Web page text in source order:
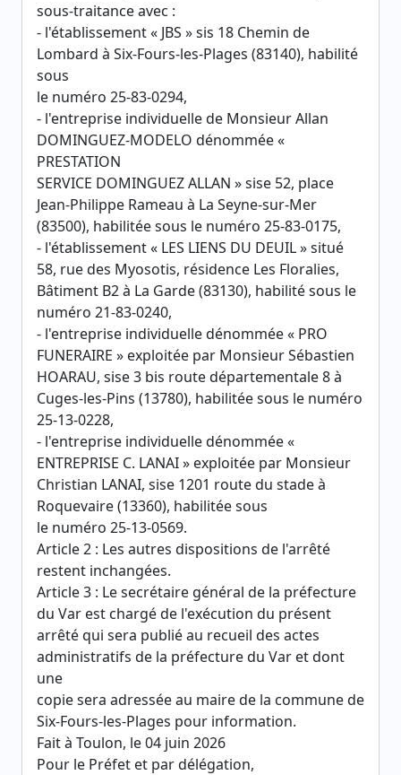
sous-traitance avec :
- l'établissement « JBS » sis 18 Chemin de
Lombard à Six-Fours-les-Plages (83140), habilité
sous
le numéro 25-83-0294,
- l'entreprise individuelle de Monsieur Allan
DOMINGUEZ-MODELO dénommée «
PRESTATION
SERVICE DOMINGUEZ ALLAN » sise 52, place
Jean-Philippe Rameau à La Seyne-sur-Mer
(83500), habilitée sous le numéro 25-83-0175,
- l'établissement « LES LIENS DU DEUIL » situé
58, rue des Myosotis, résidence Les Floralies,
Bâtiment B2 à La Garde (83130), habilité sous le
numéro 21-83-0240,
- l'entreprise individuelle dénommée « PRO
FUNERAIRE » exploitée par Monsieur Sébastien
HOARAU, sise 3 bis route départementale 8 à
Cuges-les-Pins (13780), habilitée sous le numéro
25-13-0228,
- l'entreprise individuelle dénommée «
ENTREPRISE C. LANAI » exploitée par Monsieur
Christian LANAI, sise 1201 route du stade à
Roquevaire (13360), habilitée sous
le numéro 25-13-0569.
Article 2 : Les autres dispositions de l'arrêté
restent inchangées.
Article 3 : Le secrétaire général de la préfecture
du Var est chargé de l'exécution du présent
arrêté qui sera publié au recueil des actes
administratifs de la préfecture du Var et dont
une
copie sera adressée au maire de la commune de
Six-Fours-les-Plages pour information.
Fait à Toulon, le 04 juin 2026
Pour le Préfet et par délégation,